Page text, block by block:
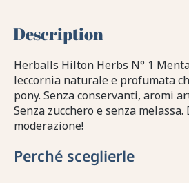
Description
Herballs Hilton Herbs N° 1
leccornia naturale e profumata
pony. Senza conservanti, aromi
Senza zucchero e senza
moderazione!
Perché sceglierle